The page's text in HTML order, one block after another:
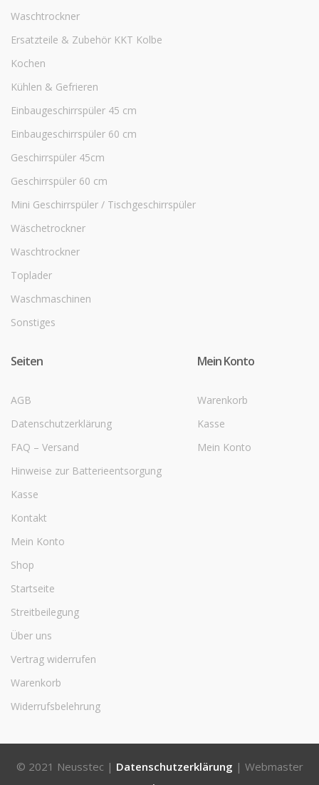
Waschtrockner
Ersatzteile & Zubehör KKT Kolbe
Kochen
Kühlen & Gefrieren
Einbaugeschirrspüler 45 cm
Einbaugeschirrspüler 60 cm
Geschirrspüler 45cm
Geschirrspüler 60 cm
Mini Geschirrspüler / Tischgeschirrspüler
Wäschetrockner
Waschtrockner
Toplader
Waschmaschinen
Sonstiges
Seiten
AGB
Datenschutzerklärung
FAQ – Versand
Hinweise zur Batterieentsorgung
Kasse
Kontakt
Mein Konto
Shop
Startseite
Streitbeilegung
Über uns
Vertrag widerrufen
Warenkorb
Widerrufsbelehrung
Mein Konto
Warenkorb
Kasse
Mein Konto
© 2021 Neusstec | Datenschutzerklärung | Webmaster